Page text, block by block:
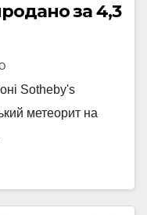
за 4,3
Sotheby's
метеорит на